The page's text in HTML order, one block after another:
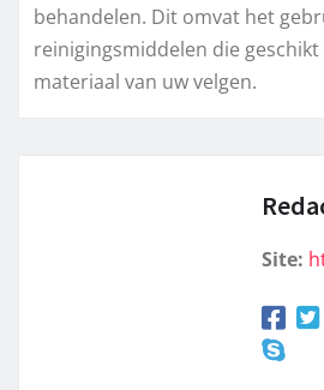
behandelen. Dit omvat het
reinigingsmiddelen die
materiaal van uw velgen.
Site: